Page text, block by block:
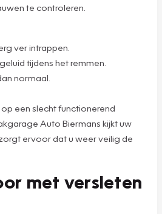
te controleren.
ver intrappen.
tijdens het remmen.
normaal.
een slecht functionerend
Auto Biermans kijkt uw
ervoor dat u weer veilig de
met versleten